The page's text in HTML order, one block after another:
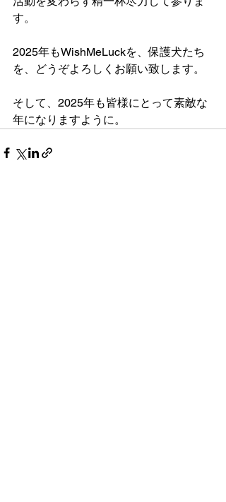
す。
2025年もWishMeLuckを、保護犬たち
を、どうぞよろしくお願い致します。
そして、2025年も皆様にとって素敵な
年になりますように。